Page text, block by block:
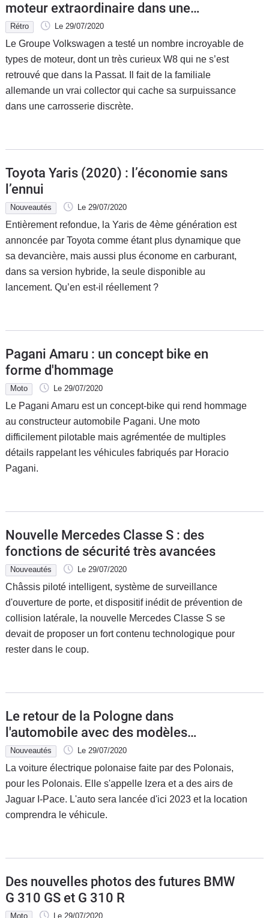
moteur extraordinaire dans une
carrosserie banale, dès 4 000 €
Rétro Le 29/07/2020
Le Groupe Volkswagen a testé un nombre incroyable de
types de moteur, dont un très curieux W8 qui ne s’est
retrouvé que dans la Passat. Il fait de la familiale
allemande un vrai collector qui cache sa surpuissance
dans une carrosserie discrète.
Toyota Yaris (2020) : l’économie sans
l’ennui
Nouveautés Le 29/07/2020
Entièrement refondue, la Yaris de 4ème génération est
annoncée par Toyota comme étant plus dynamique que
sa devancière, mais aussi plus économe en carburant,
dans sa version hybride, la seule disponible au
lancement. Qu’en est-il réellement ?
Pagani Amaru : un concept bike en
forme d'hommage
Moto Le 29/07/2020
Le Pagani Amaru est un concept-bike qui rend hommage
au constructeur automobile Pagani. Une moto
difficilement pilotable mais agrémentée de multiples
détails rappelant les véhicules fabriqués par Horacio
Pagani.
Nouvelle Mercedes Classe S : des
fonctions de sécurité très avancées
Nouveautés Le 29/07/2020
Châssis piloté intelligent, système de surveillance
d'ouverture de porte, et dispositif inédit de prévention de
collision latérale, la nouvelle Mercedes Classe S se
devait de proposer un fort contenu technologique pour
rester dans le coup.
Le retour de la Pologne dans
l'automobile avec des modèles
électriques
Nouveautés Le 29/07/2020
La voiture électrique polonaise faite par des Polonais,
pour les Polonais. Elle s'appelle Izera et a des airs de
Jaguar I-Pace. L'auto sera lancée d'ici 2023 et la location
comprendra le véhicule.
Des nouvelles photos des futures BMW
G 310 GS et G 310 R
Moto Le 29/07/2020